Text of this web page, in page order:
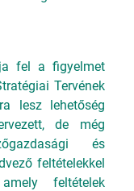
fel a figyelmet
Tervének
lesz lehetőség
de még
és
feltételekkel
amely feltételek